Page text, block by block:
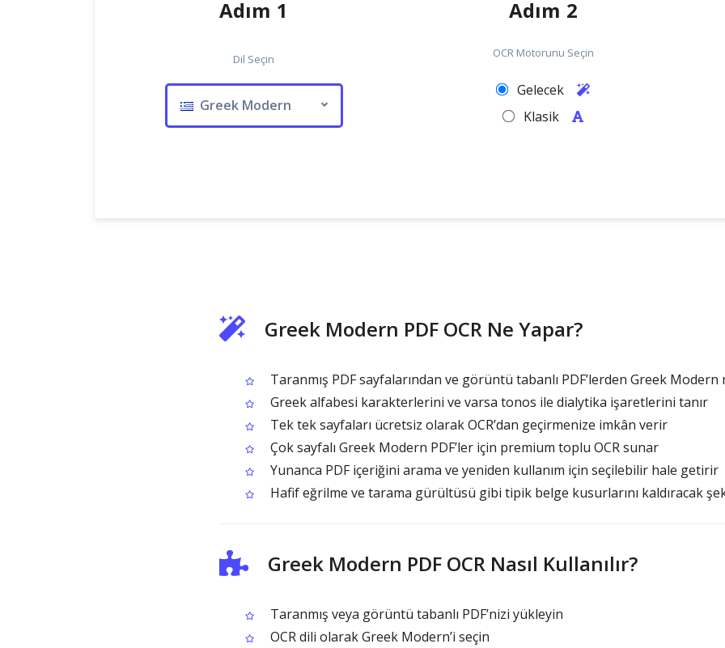
Adım 1
Dil Seçin
Greek Modern
Adım 2
OCR Motorunu Seçin
Gelecek
Klasik
Greek Modern PDF OCR Ne Yapar?
Taranmış PDF sayfalarından ve görüntü tabanlı PDF’lerden Greek
Greek alfabesi karakterlerini ve varsa tonos ile dialytika işaretlerini tanır
Tek tek sayfaları ücretsiz olarak OCR’dan geçirmenize imkân verir
Çok sayfalı Greek Modern PDF’ler için premium toplu OCR sunar
Yunanca PDF içeriğini arama ve yeniden kullanım için seçilebilir hale getirir
Hafif eğrilme ve tarama gürültüsü gibi tipik belge kusurlarını kaldıracak
Greek Modern PDF OCR Nasıl Kullanılır?
Taranmış veya görüntü tabanlı PDF’nizi yükleyin
OCR dili olarak Greek Modern’i seçin